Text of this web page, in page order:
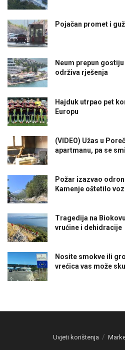
Pojačan promet i
Neum prepun
održiva rješenja
Hajduk utrpao pet
Europu
(VIDEO) Užas u
apartmanu, pa se
Požar izazvao
Kamenje oštetilo
Tragedija na
vrućine i dehidracije
Nosite smokve ili
vrećica vas može
Uvjeti korištenja